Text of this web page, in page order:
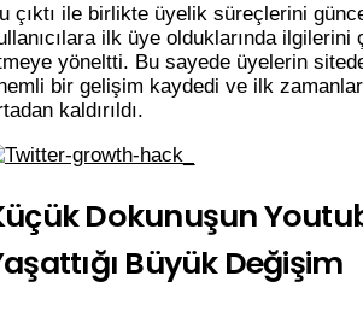
çıktı ile birlikte üyelik süreçlerini
ilk üye olduklarında
yöneltti. Bu sayede üyelerin
bir gelişim kaydedi ve ilk
kaldırıldı.
Dokunuşun
Büyük Değişim